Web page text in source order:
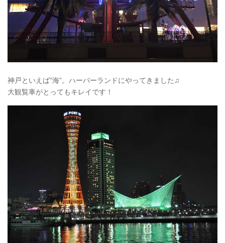
神戸といえば”海”。ハーバーランドにやってきました♫
大観覧車がとってもキレイです！